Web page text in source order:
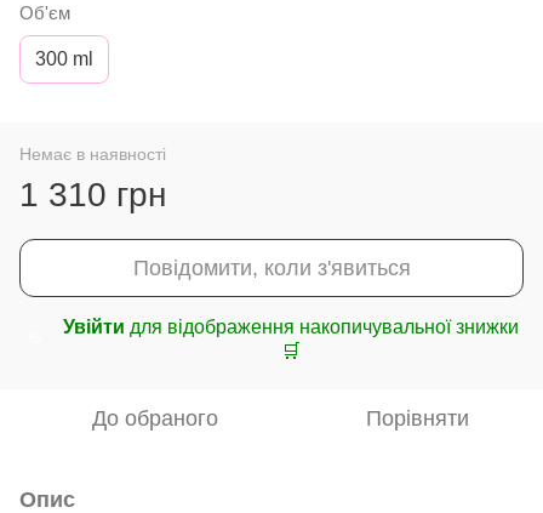
Об'єм
300 ml
Немає в наявності
1 310 грн
Повідомити, коли з'явиться
Увійти для відображення накопичувальної знижки
🛒
До обраного Порівняти
Опис